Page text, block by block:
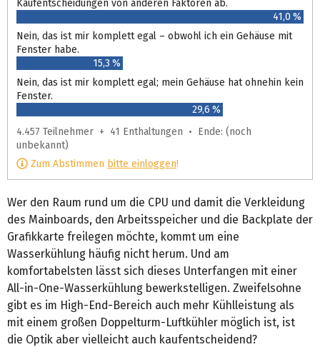
Kaufentscheidungen von anderen Faktoren ab.
41,0 %
Nein, das ist mir komplett egal – obwohl ich ein Gehäuse mit
Fenster habe.
15,3 %
Nein, das ist mir komplett egal; mein Gehäuse hat ohnehin kein
Fenster.
29,6 %
4.457 Teilnehmer + 41 Enthaltungen • Ende: (noch
unbekannt)
Zum Abstimmen bitte einloggen!
Wer den Raum rund um die CPU und damit die Verkleidung
des Mainboards, den Arbeitsspeicher und die Backplate der
Grafikkarte freilegen möchte, kommt um eine
Wasserkühlung häufig nicht herum. Und am
komfortabelsten lässt sich dieses Unterfangen mit einer
All-in-One-Wasserkühlung bewerkstelligen. Zweifelsohne
gibt es im High-End-Bereich auch mehr Kühlleistung als
mit einem großen Doppelturm-Luftkühler möglich ist, ist
die Optik aber vielleicht auch kaufentscheidend?